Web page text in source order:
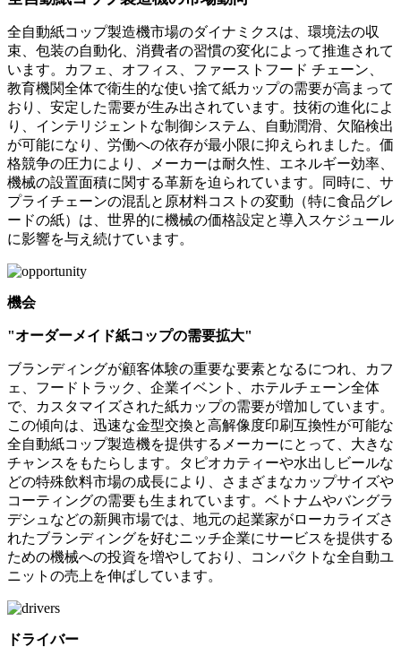
全自動紙コップ製造機市場のダイナミクスは、環境法の収
束、包装の自動化、消費者の習慣の変化によって推進されて
います。カフェ、オフィス、ファーストフード チェーン、
教育機関全体で衛生的な使い捨て紙カップの需要が高まって
おり、安定した需要が生み出されています。技術の進化によ
り、インテリジェントな制御システム、自動潤滑、欠陥検出
が可能になり、労働への依存が最小限に抑えられました。価
格競争の圧力により、メーカーは耐久性、エネルギー効率、
機械の設置面積に関する革新を迫られています。同時に、サ
プライチェーンの混乱と原材料コストの変動（特に食品グレ
ードの紙）は、世界的に機械の価格設定と導入スケジュール
に影響を与え続けています。
機会
"オーダーメイド紙コップの需要拡大"
ブランディングが顧客体験の重要な要素となるにつれ、カフ
ェ、フードトラック、企業イベント、ホテルチェーン全体
で、カスタマイズされた紙カップの需要が増加しています。
この傾向は、迅速な金型交換と高解像度印刷互換性が可能な
全自動紙コップ製造機を提供するメーカーにとって、大きな
チャンスをもたらします。タピオカティーや水出しビールな
どの特殊飲料市場の成長により、さまざまなカップサイズや
コーティングの需要も生まれています。ベトナムやバングラ
デシュなどの新興市場では、地元の起業家がローカライズさ
れたブランディングを好むニッチ企業にサービスを提供する
ための機械への投資を増やしており、コンパクトな全自動ユ
ニットの売上を伸ばしています。
ドライバー